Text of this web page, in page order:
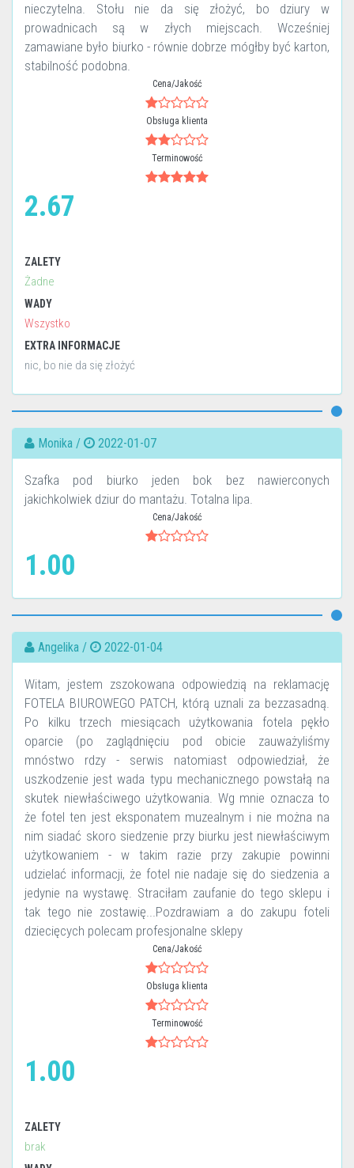
nieczytelna. Stołu nie da się złożyć, bo dziury w
prowadnicach są w złych miejscach. Wcześniej
zamawiane było biurko - równie dobrze mógłby być karton,
stabilność podobna.
Cena/Jakość
Obsługa klienta
Terminowość
2.67
ZALETY
Żadne
WADY
Wszystko
EXTRA INFORMACJE
nic, bo nie da się złożyć
Monika / 2022-01-07
Szafka pod biurko jeden bok bez nawierconych
jakichkolwiek dziur do mantażu. Totalna lipa.
Cena/Jakość
1.00
Angelika / 2022-01-04
Witam, jestem zszokowana odpowiedzią na reklamację
FOTELA BIUROWEGO PATCH, którą uznali za bezzasadną.
Po kilku trzech miesiącach użytkowania fotela pękło
oparcie (po zaglądnięciu pod obicie zauważyliśmy
mnóstwo rdzy - serwis natomiast odpowiedział, że
uszkodzenie jest wada typu mechanicznego powstałą na
skutek niewłaściwego użytkowania. Wg mnie oznacza to
że fotel ten jest eksponatem muzealnym i nie można na
nim siadać skoro siedzenie przy biurku jest niewłaściwym
użytkowaniem - w takim razie przy zakupie powinni
udzielać informacji, że fotel nie nadaje się do siedzenia a
jedynie na wystawę. Straciłam zaufanie do tego sklepu i
tak tego nie zostawię...Pozdrawiam a do zakupu foteli
dziecięcych polecam profesjonalne sklepy
Cena/Jakość
Obsługa klienta
Terminowość
1.00
ZALETY
brak